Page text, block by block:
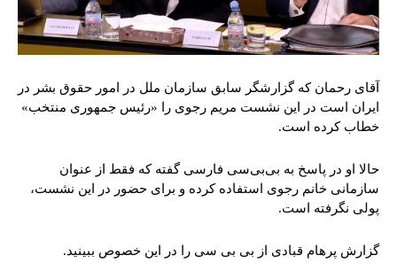
آقای رحمان که گزارشگر سابق سازمان ملل در امور حقوق بشر در
ایران است در این نشست مریم رجوی را «رئیس جمهوری منتخب»
خطاب کرده است.
حالا او در پاسخ به بی‌بی‌سی فارسی گفته که فقط از عنوان
سازمانی خانم رجوی استفاده کرده و برای حضور در این نشست،
پولی نگرفته است.
گزارش پرهام قبادی از بی بی سی را در این خصوص ببینید.